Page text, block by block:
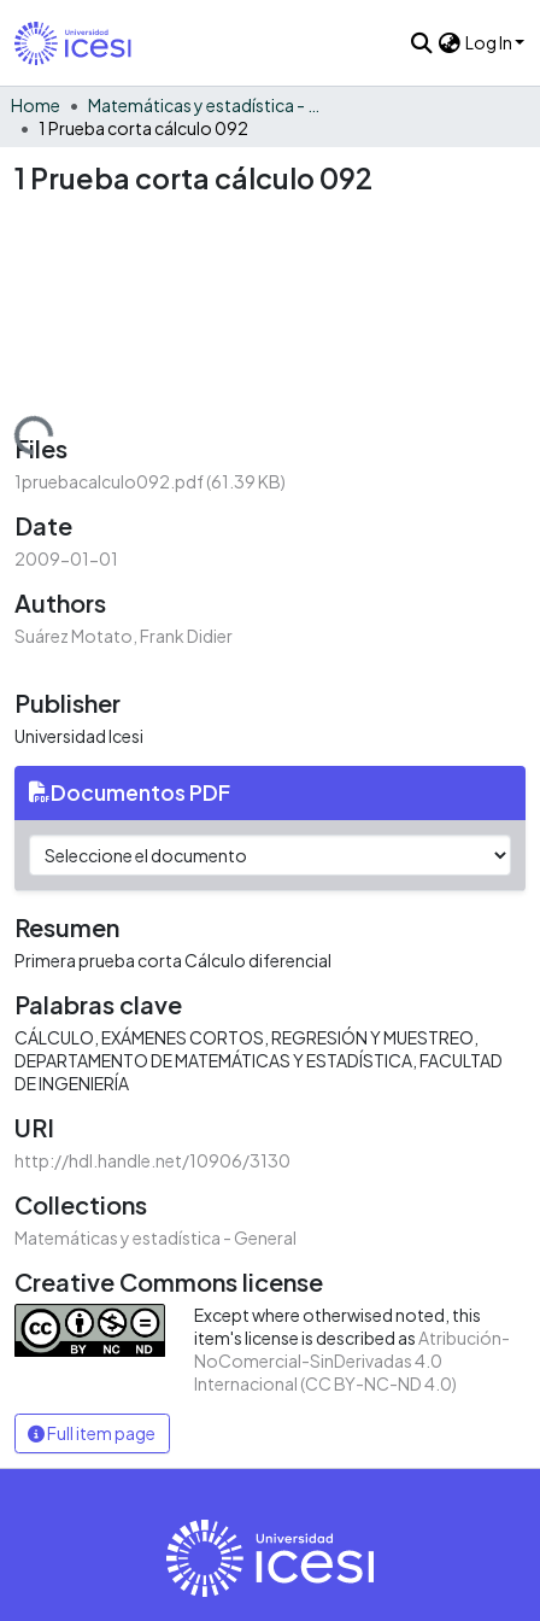
Log In
Home
1 Prueba corta cálculo 092
1 Prueba corta cálculo 092
Loading...
Files
1pruebacalculo092.pdf(61.39 KB)
Date
2009-01-01
Authors
Suárez Motato, Frank Didier
Publisher
Universidad Icesi
Documentos PDF
Resumen
Primera prueba corta Cálculo diferencial
Palabras clave
CÁLCULO EXÁMENES CORTOS REGRESIÓN Y MUESTREO
DEPARTAMENTO DE MATEMÁTICAS Y ESTADÍSTICA FACULTAD
DE INGENIERÍA
URI
http://hdl.handle.net/10906/3130
Collections
Matemáticas y estadística - General
Creative Commons license
Except where otherwised noted, this
item's license is described asAtribución-
NoComercial-SinDerivadas 4.0
Internacional (CC BY-NC-ND 4.0)
Full item page